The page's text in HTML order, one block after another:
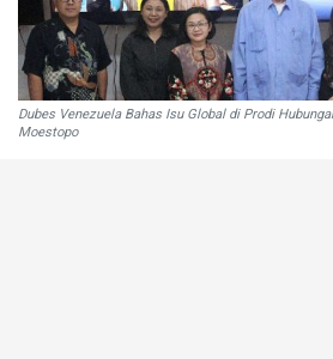
Dubes Venezuela Bahas Isu Global di Prodi
Moestopo